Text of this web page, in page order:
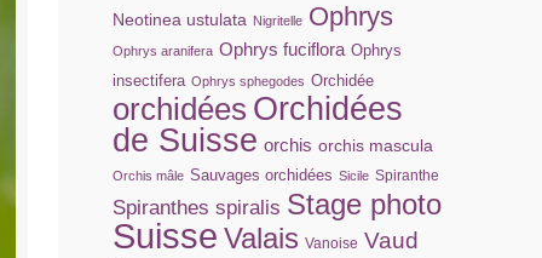
Neotinea ustulata Nigritelle Ophrys
Ophrys aranifera Ophrys fuciflora Ophrys
insectifera Ophrys sphegodes Orchidée
orchidées Orchidées
de Suisse orchis orchis mascula
Orchis mâle Sauvages orchidées Sicile Spiranthe
Spiranthes spiralis Stage photo
Suisse Valais Vanoise Vaud